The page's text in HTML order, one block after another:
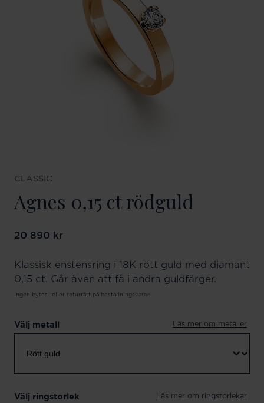
CLASSIC
Agnes 0,15 ct rödguld
Pris:20 890 kr
20 890 kr
Klassisk enstensring i 18K rött guld med diamant
0,15 ct. Går även att få i andra guldfärger.
Ingen bytes- eller returrätt på beställningsvaror.
Välj metall Läs mer om metaller
Välj ringstorlek Läs mer om ringstorlekar